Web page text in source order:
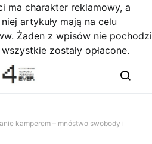
ma charakter reklamowy, a
artykuły mają na celu
Żaden z wpisów nie pochodzi
zostały opłacone.
kamperem – mnóstwo swobody i